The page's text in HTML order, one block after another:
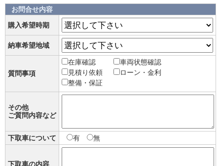
お問合せ内容
購入希望時期
納車希望地域
質問事項
在庫確認
車両状態確認
見積り依頼
ローン・金利
整備・保証
その他
ご質問内容など
下取車について 有 無
下取車の内容